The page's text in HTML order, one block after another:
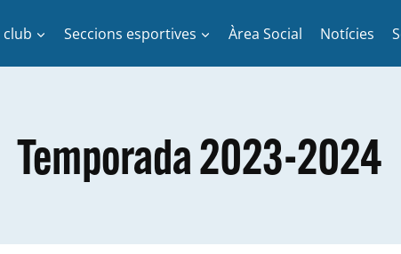
club Seccions esportives Àrea Social Notícies
Temporada 2023-2024